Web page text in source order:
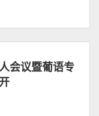
会议暨葡语专